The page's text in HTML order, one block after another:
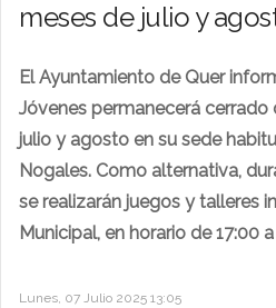
meses de julio y
El Ayuntamiento de Quer
Jóvenes permanecerá
julio y agosto en su sede
Nogales. Como alternativa,
se realizarán juegos y talleres
Municipal, en horario de 17:00
Lunes, 07 Julio 2025 13:05